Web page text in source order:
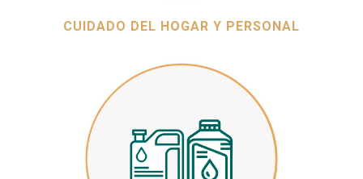
CUIDADO DEL HOGAR Y PERSONAL